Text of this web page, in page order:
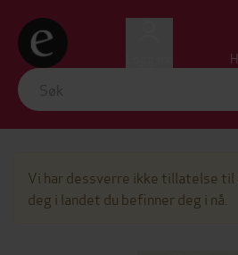
Vi har dessverre ikke tillatelse til
deg i landet du befinner deg i nå.